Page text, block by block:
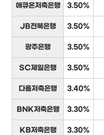
애큐온저축은행 3.50%
JB전북은행 3.50%
광주은행 3.50%
SC제일은행 3.50%
다올저축은행 3.40%
BNK저축은행 3.30%
KB저축은행 3.30%